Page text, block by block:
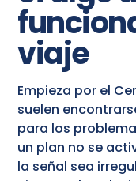
viaje
Empieza por el
suelen
para los
un plan no se
la señal sea